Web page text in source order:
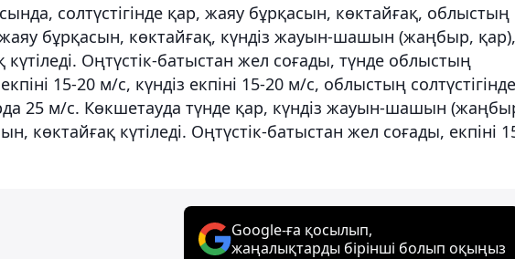
солтүстігінде қар, жаяу бұрқасын, көктайғақ, облыстың
бұрқасын, көктайғақ, күндіз жауын-шашын (жаңбыр, қар),
Оңтүстік-батыстан жел соғады, түнде облыстың
15-20 м/с, күндіз екпіні 15-20 м/с, облыстың
25 м/с. Көкшетауда түнде қар, күндіз жауын-шашын
көктайғақ күтіледі. Оңтүстік-батыстан жел соғады, екпіні
Google-ға қосылып,
жаңалықтарды бірінші болып оқыңыз